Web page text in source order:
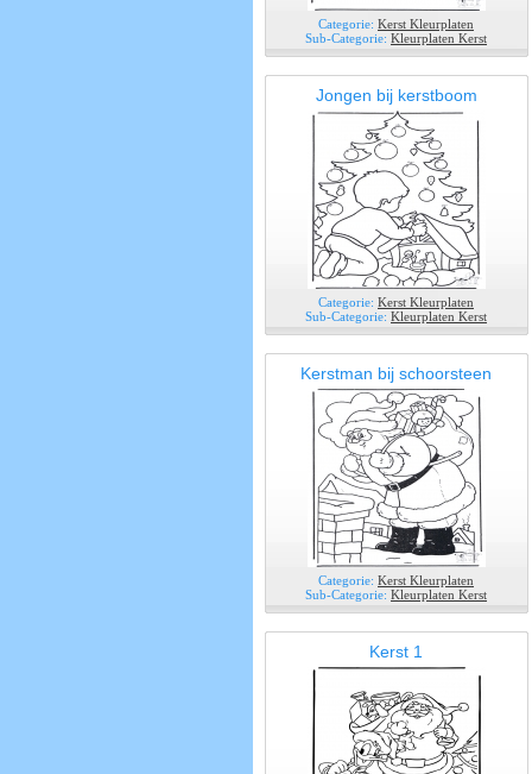
Categorie: Kerst Kleurplaten
Sub-Categorie: Kleurplaten Kerst
Jongen bij kerstboom
Categorie: Kerst Kleurplaten
Sub-Categorie: Kleurplaten Kerst
Kerstman bij schoorsteen
Categorie: Kerst Kleurplaten
Sub-Categorie: Kleurplaten Kerst
Kerst 1